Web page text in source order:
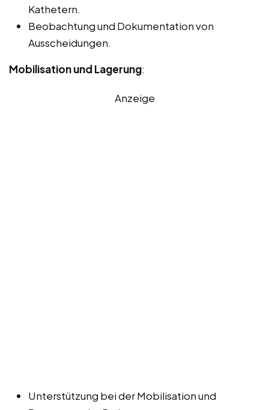
Kathetern.
Beobachtung und Dokumentation von
Ausscheidungen.
Mobilisation und Lagerung:
Anzeige
Unterstützung bei der Mobilisation und